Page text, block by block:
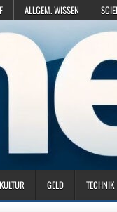
ALLGEM. WISSEN
KULTUR GELD TECHNIK